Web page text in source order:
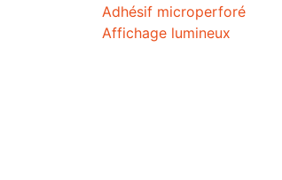
Adhésif microperforé
Affichage lumineux